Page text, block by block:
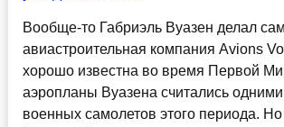
Вообще-то Габриэль Вуазен делал
авиастроительная компания Avions
хорошо известна во время Первой
аэропланы Вуазена считались
военных самолетов этого периода.